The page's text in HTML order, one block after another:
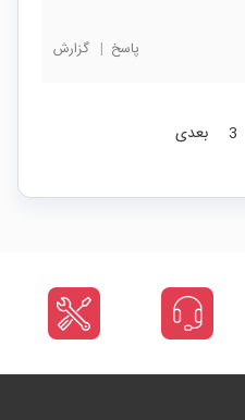
پاسخ | گزارش
3 بعدی